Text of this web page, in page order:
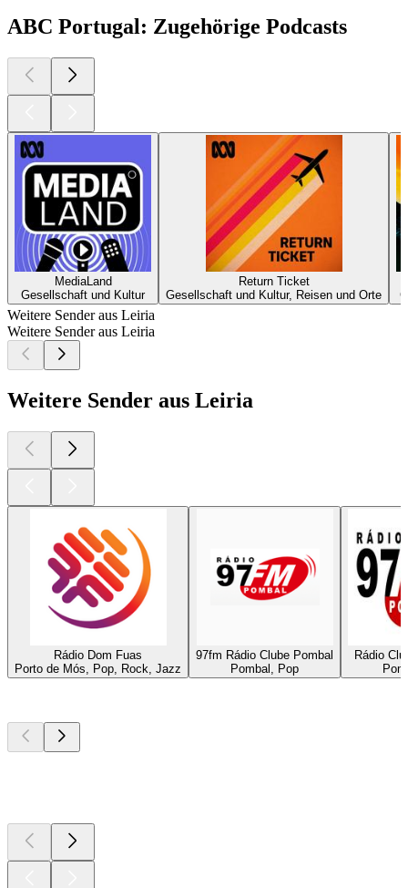
ABC Portugal: Zugehörige Podcasts
MediaLand
Gesellschaft und Kultur
Return Ticket
Gesellschaft und Kultur, Reisen und Orte
Weitere Sender aus Leiria
Weitere Sender aus Leiria
Weitere Sender aus Leiria
Rádio Dom Fuas
Porto de Mós, Pop, Rock, Jazz
97fm Rádio Clube Pombal
Pombal, Pop
Rádio